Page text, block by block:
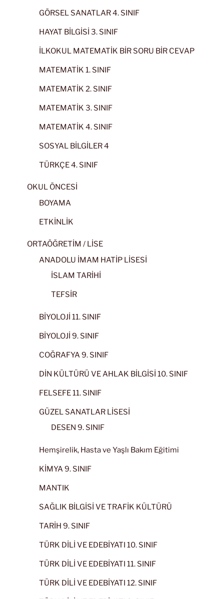
GÖRSEL SANATLAR 4. SINIF
HAYAT BİLGİSİ 3. SINIF
İLKOKUL MATEMATİK BİR SORU BİR CEVAP
MATEMATİK 1. SINIF
MATEMATİK 2. SINIF
MATEMATİK 3. SINIF
MATEMATİK 4. SINIF
SOSYAL BİLGİLER 4
TÜRKÇE 4. SINIF
OKUL ÖNCESİ
BOYAMA
ETKİNLİK
ORTAÖĞRETİM / LİSE
ANADOLU İMAM HATİP LİSESİ
İSLAM TARİHİ
TEFSİR
BİYOLOJİ 11. SINIF
BİYOLOJİ 9. SINIF
COĞRAFYA 9. SINIF
DİN KÜLTÜRÜ VE AHLAK BİLGİSİ 10. SINIF
FELSEFE 11. SINIF
GÜZEL SANATLAR LİSESİ
DESEN 9. SINIF
Hemşirelik, Hasta ve Yaşlı Bakım Eğitimi
KİMYA 9. SINIF
MANTIK
SAĞLIK BİLGİSİ VE TRAFİK KÜLTÜRÜ
TARİH 9. SINIF
TÜRK DİLİ VE EDEBİYATI 10. SINIF
TÜRK DİLİ VE EDEBİYATI 11. SINIF
TÜRK DİLİ VE EDEBİYATI 12. SINIF